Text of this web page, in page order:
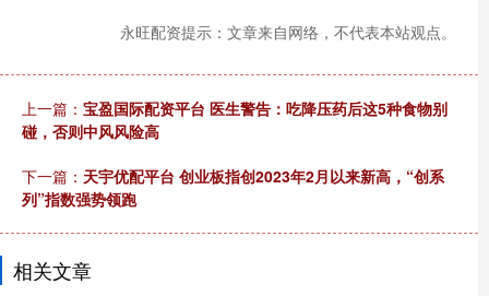
永旺配资提示：文章来自网络，不代表本站观点。
上一篇： 宝盈国际配资平台 医生警告：吃降压药后这5种食物别
碰，否则中风风险高
下一篇： 天宇优配平台 创业板指创2023年2月以来新高，“创系
列”指数强势领跑
相关文章